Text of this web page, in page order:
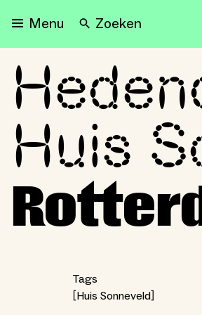
Menu Zoeken
Hedendaagse
Huis
Tags
Huis Sonneveld